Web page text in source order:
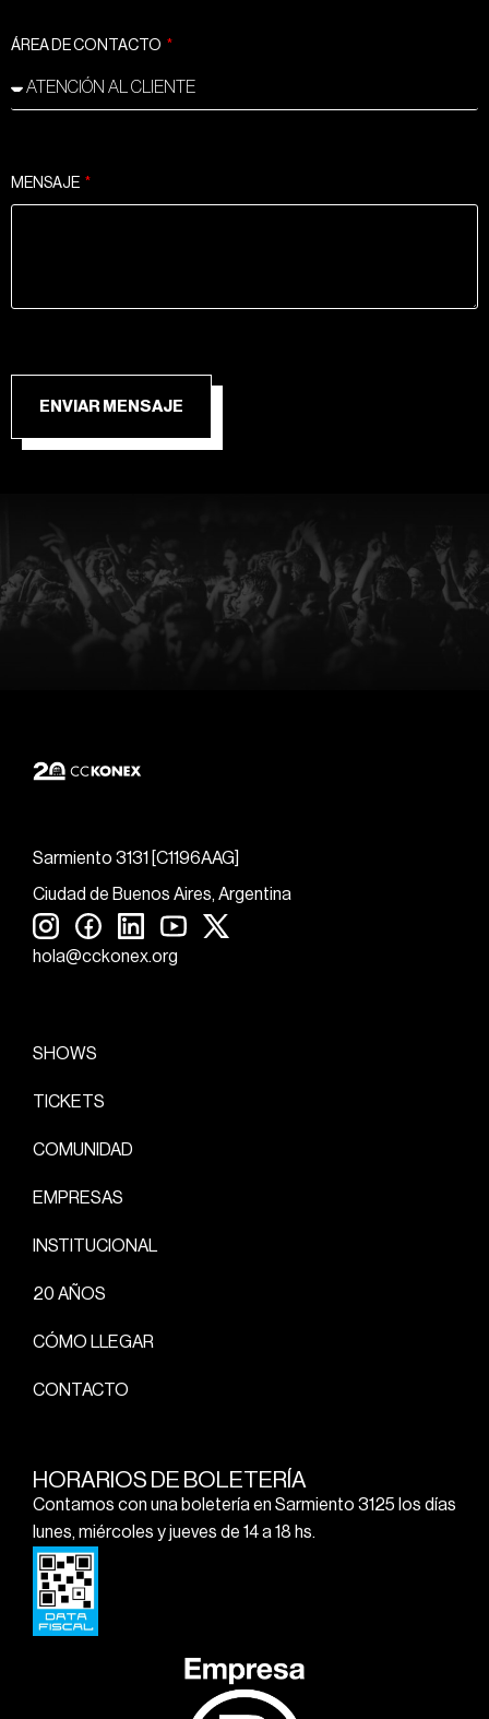
ÁREA DE CONTACTO
MENSAJE
ENVIAR MENSAJE
Sarmiento 3131 [C1196AAG]
Ciudad de Buenos Aires, Argentina
hola@cckonex.org
SHOWS
TICKETS
COMUNIDAD
EMPRESAS
INSTITUCIONAL
20 AÑOS
CÓMO LLEGAR
CONTACTO
HORARIOS DE BOLETERÍA
Contamos con una boletería en Sarmiento 3125 los días
lunes, miércoles y jueves de 14 a 18 hs.